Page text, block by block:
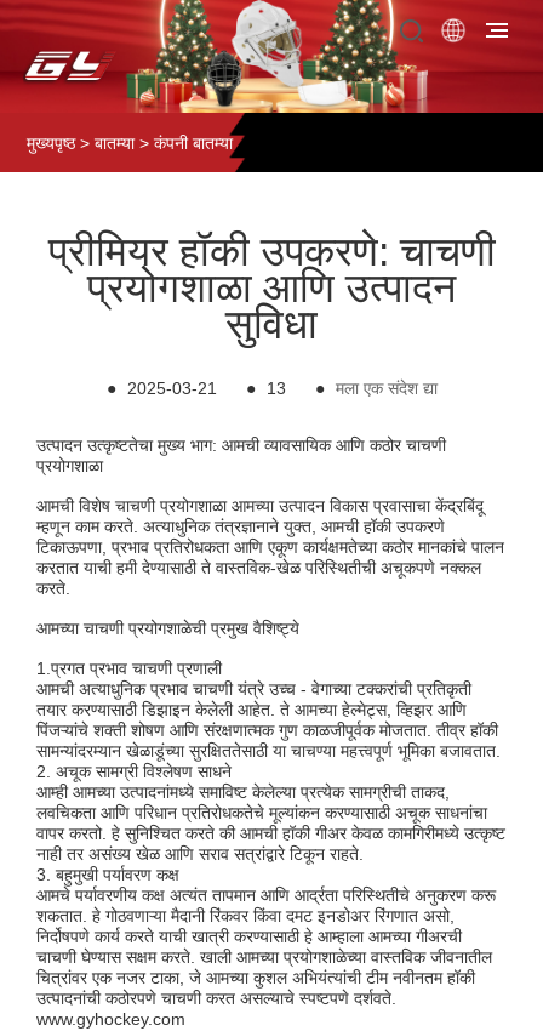
मुख्यपृष्ठ > बातम्या>कंपनी बातम्या
प्रीमियर हॉकी उपकरणे: चाचणी
प्रयोगशाळा आणि उत्पादन
सुविधा
● 2025-03-21 ● 13 ● मला एक संदेश द्या
उत्पादन उत्कृष्टतेचा मुख्य भाग: आमची व्यावसायिक आणि कठोर चाचणी
प्रयोगशाळा
आमची विशेष चाचणी प्रयोगशाळा आमच्या उत्पादन विकास प्रवासाचा केंद्रबिंदू
म्हणून काम करते. अत्याधुनिक तंत्रज्ञानाने युक्त, आमची हॉकी उपकरणे
टिकाऊपणा, प्रभाव प्रतिरोधकता आणि एकूण कार्यक्षमतेच्या कठोर मानकांचे पालन
करतात याची हमी देण्यासाठी ते वास्तविक-खेळ परिस्थितीची अचूकपणे नक्कल
करते.
आमच्या चाचणी प्रयोगशाळेची प्रमुख वैशिष्ट्ये
1.प्रगत प्रभाव चाचणी प्रणाली
आमची अत्याधुनिक प्रभाव चाचणी यंत्रे उच्च - वेगाच्या टक्करांची प्रतिकृती
तयार करण्यासाठी डिझाइन केलेली आहेत. ते आमच्या हेल्मेट्स, व्हिझर आणि
पिंजऱ्यांचे शक्ती शोषण आणि संरक्षणात्मक गुण काळजीपूर्वक मोजतात. तीव्र हॉकी
सामन्यांदरम्यान खेळाडूंच्या सुरक्षिततेसाठी या चाचण्या महत्त्वपूर्ण भूमिका बजावतात.
2. अचूक सामग्री विश्लेषण साधने
आम्ही आमच्या उत्पादनांमध्ये समाविष्ट केलेल्या प्रत्येक सामग्रीची ताकद,
लवचिकता आणि परिधान प्रतिरोधकतेचे मूल्यांकन करण्यासाठी अचूक साधनांचा
वापर करतो. हे सुनिश्चित करते की आमची हॉकी गीअर केवळ कामगिरीमध्ये उत्कृष्ट
नाही तर असंख्य खेळ आणि सराव सत्रांद्वारे टिकून राहते.
3. बहुमुखी पर्यावरण कक्ष
आमचे पर्यावरणीय कक्ष अत्यंत तापमान आणि आर्द्रता परिस्थितीचे अनुकरण करू
शकतात. हे गोठवणाऱ्या मैदानी रिंकवर किंवा दमट इनडोअर रिंगणात असो,
निर्दोषपणे कार्य करते याची खात्री करण्यासाठी हे आम्हाला आमच्या गीअरची
चाचणी घेण्यास सक्षम करते. खाली आमच्या प्रयोगशाळेच्या वास्तविक जीवनातील
चित्रांवर एक नजर टाका, जे आमच्या कुशल अभियंत्यांची टीम नवीनतम हॉकी
उत्पादनांची कठोरपणे चाचणी करत असल्याचे स्पष्टपणे दर्शवते.
www.gyhockey.com